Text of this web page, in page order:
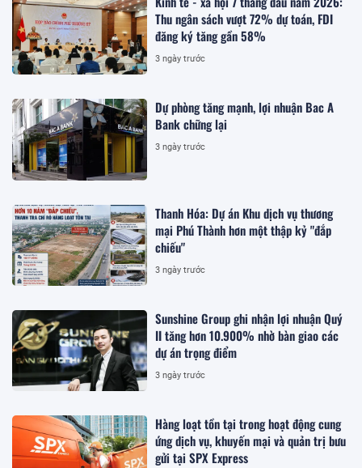
Thu ngân sách vượt 72% dự toán, FDI
đăng ký tăng gần 58%
3 ngày trước
Dự phòng tăng mạnh, lợi nhuận Bac A
Bank chững lại
3 ngày trước
Thanh Hóa: Dự án Khu dịch vụ thương
mại Phú Thành hơn một thập kỷ "đắp
chiếu"
3 ngày trước
Sunshine Group ghi nhận lợi nhuận Quý
II tăng hơn 10.900% nhờ bàn giao các
dự án trọng điểm
3 ngày trước
Hàng loạt tồn tại trong hoạt động cung
ứng dịch vụ, khuyến mại và quản trị bưu
gửi tại SPX Express